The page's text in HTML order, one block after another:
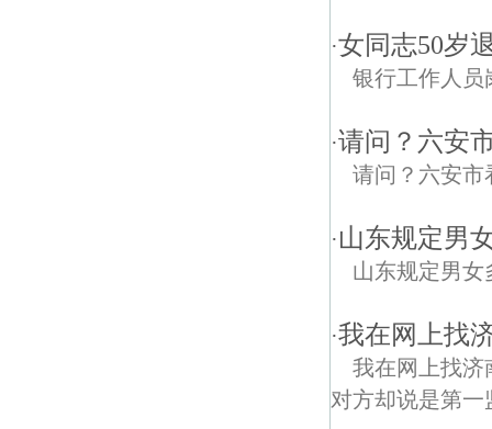
·女同志50岁
银行工作人员
·请问？六安
请问？六安市
·山东规定男
山东规定男女
·我在网上找
我在网上找济
对方却说是第